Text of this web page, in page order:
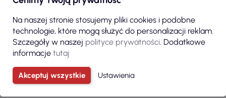
ZOBACZ ZOBACZ
Na naszej stronie stosujemy pliki cookies i podobne
technologie, które mogą służyć do personalizacji reklam.
Szczegóły w naszej polityce prywatności. Dodatkowe
informacje tutaj
Akceptuj wszystkie Ustawienia